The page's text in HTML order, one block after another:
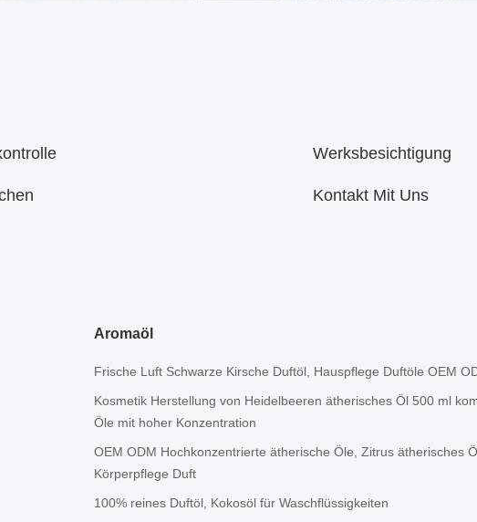
Werksbesichtigung
Kontakt Mit Uns
Aromaöl
Frische Luft Schwarze Kirsche Duftöl, Hauspflege Duftöle OEM
Kosmetik Herstellung von Heidelbeeren ätherisches Öl 500 ml
Öle mit hoher Konzentration
OEM ODM Hochkonzentrierte ätherische Öle, Zitrus ätherisches
Körperpflege Duft
100% reines Duftöl, Kokosöl für Waschflüssigkeiten